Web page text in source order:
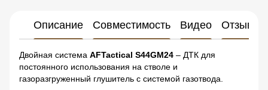
Описание Совместимость Видео Отзывы
Двойная система AFTactical S44GM24 – ДТК для
постоянного использования на стволе и
газоразгруженный глушитель с системой газотвода.